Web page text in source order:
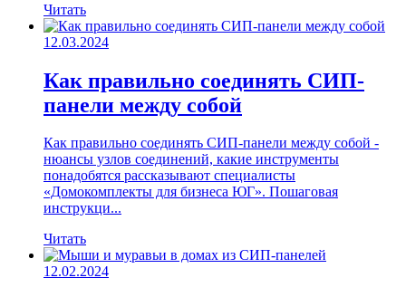
Читать
12.03.2024
Как правильно соединять СИП-
панели между собой
Как правильно соединять СИП-панели между собой -
нюансы узлов соединений, какие инструменты
понадобятся рассказывают специалисты
«Домокомплекты для бизнеса ЮГ». Пошаговая
инструкци...
Читать
12.02.2024